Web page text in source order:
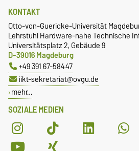
SOZIALE MEDIEN
KONTAKT
Otto-von-Guericke-Universität
Lehrstuhl Hardware-nahe Technische
Universitätsplatz 2, Gebäude 9
D-39016 Magdeburg
+49 391 67-58447
iikt-sekretariat@ovgu.de
mehr…